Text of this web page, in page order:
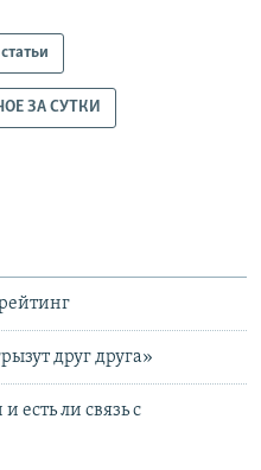
ЗА СУТКИ
друг друга»
есть ли связь с